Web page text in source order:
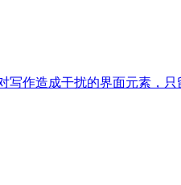
写作造成干扰的界面元素，只